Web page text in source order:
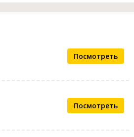
Посмотреть
Посмотреть